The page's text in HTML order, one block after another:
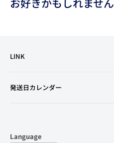
お好きかもしれません
LINK
特定商取引法に基づく表記
返金ポリシー
発送日カレンダー
Language
Language